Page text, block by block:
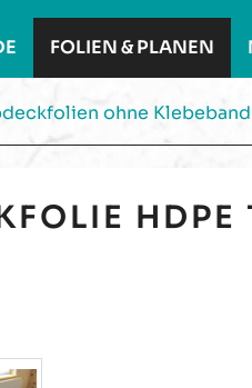
FOLIEN & PLANEN
ohne Klebeband